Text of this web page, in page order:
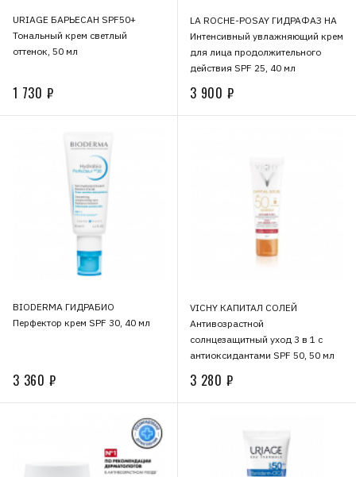
URIAGE БАРЬЕСАН SPF50+
Тональный крем светлый
оттенок, 50 мл
1 730 ₽
LA ROCHE-POSAY ГИДРАФАЗ HA
Интенсивный увлажняющий крем
для лица продолжительного
действия SPF 25, 40 мл
3 900 ₽
BIODERMA ГИДРАБИО
Перфектор крем SPF 30, 40 мл
3 360 ₽
VICHY КАПИТАЛ СОЛЕЙ
Антивозрастной
солнцезащитный уход 3 в 1 с
антиоксидантами SPF 50, 50 мл
3 280 ₽